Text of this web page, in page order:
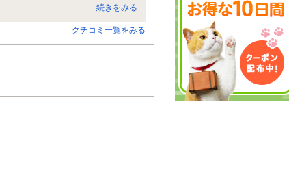
続きをみる
クチコミ一覧をみる